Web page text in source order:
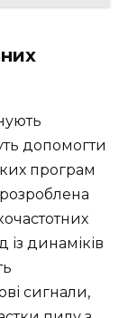
допомогти
програм
із динаміків
сигнали,